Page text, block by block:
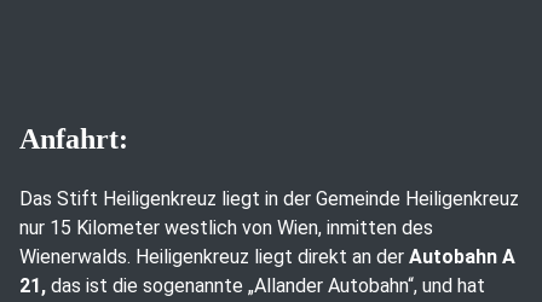
Anfahrt:
Das Stift Heiligenkreuz liegt in der Gemeinde Heiligenkreuz
nur 15 Kilometer westlich von Wien, inmitten des
Wienerwalds. Heiligenkreuz liegt direkt an der Autobahn A
21, das ist die sogenannte „Allander Autobahn“, und hat